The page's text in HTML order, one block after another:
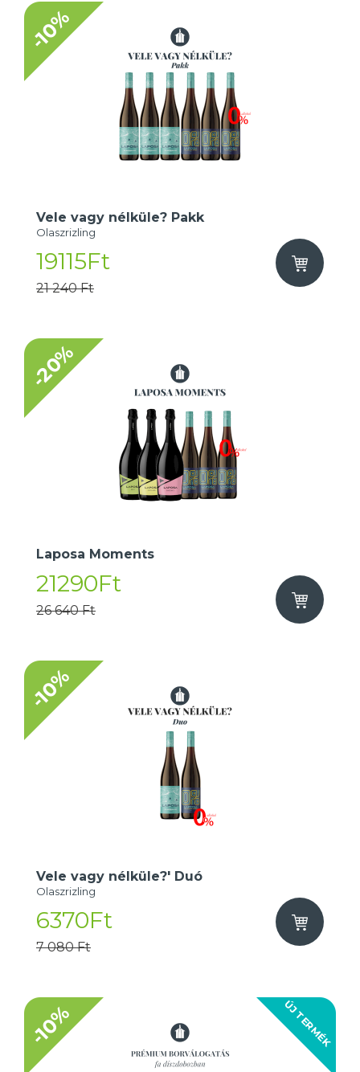
-10%
Vele vagy nélküle? Pakk
Olaszrizling
19115Ft
21 240 Ft
-20%
Laposa Moments
21290Ft
26 640 Ft
-10%
Vele vagy nélküle?' Duó
Olaszrizling
6370Ft
7 080 Ft
ÚJ TERMÉK
-10%